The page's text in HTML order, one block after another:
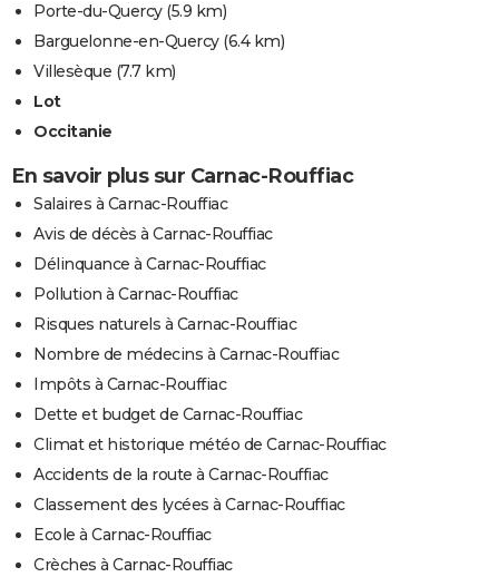
Porte-du-Quercy(5.9 km)
Barguelonne-en-Quercy(6.4 km)
Villesèque (7.7 km)
Lot
Occitanie
En savoir plus sur Carnac-Rouffiac
Salaires à Carnac-Rouffiac
Avis de décès à Carnac-Rouffiac
Délinquance à Carnac-Rouffiac
Pollution à Carnac-Rouffiac
Risques naturels à Carnac-Rouffiac
Nombre de médecins à Carnac-Rouffiac
Impôts à Carnac-Rouffiac
Dette et budget de Carnac-Rouffiac
Climat et historique météo de Carnac-Rouffiac
Accidents de la route à Carnac-Rouffiac
Classement des lycées à Carnac-Rouffiac
Ecole à Carnac-Rouffiac
Crèches à Carnac-Rouffiac